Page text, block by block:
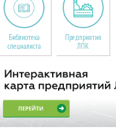
Библиотека
специалиста
Предприятия
ЛПК